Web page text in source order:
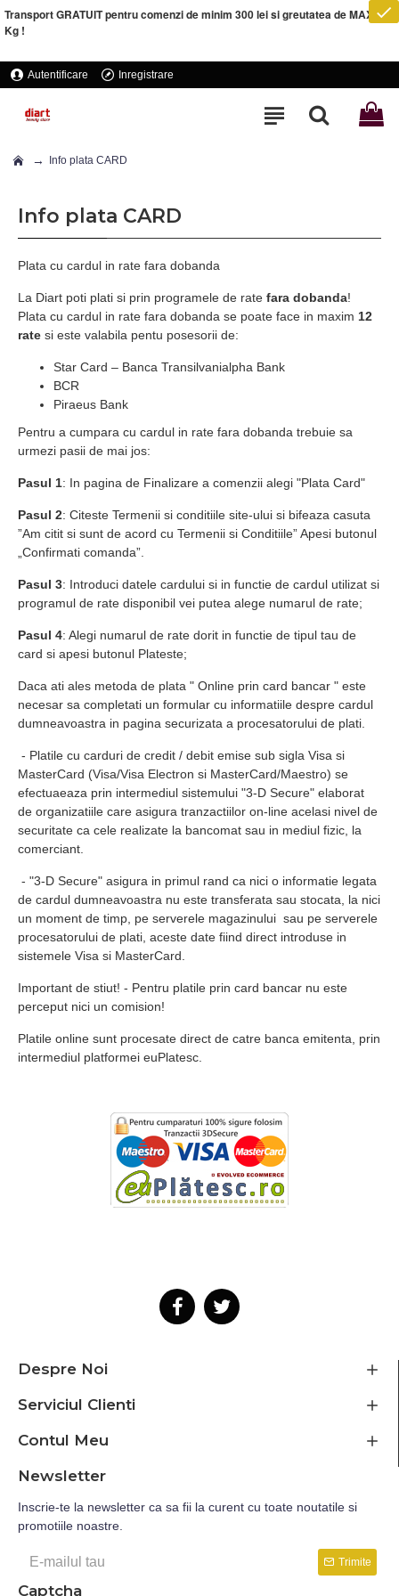
Transport GRATUIT pentru comenzi de minim 300 lei si greutatea de MAXIM 5
Kg !
Autentificare Inregistrare
Info plata CARD
Info plata CARD
Plata cu cardul in rate fara dobanda
La Diart poti plati si prin programele de rate fara dobanda!
Plata cu cardul in rate fara dobanda se poate face in maxim 12
rate si este valabila pentu posesorii de:
Star Card – Banca Transilvanialpha Bank
BCR
Piraeus Bank
Pentru a cumpara cu cardul in rate fara dobanda trebuie sa
urmezi pasii de mai jos:
Pasul 1: In pagina de Finalizare a comenzii alegi "Plata Card"
Pasul 2: Citeste Termenii si conditiile site-ului si bifeaza casuta
”Am citit si sunt de acord cu Termenii si Conditiile” Apesi butonul
„Confirmati comanda”.
Pasul 3: Introduci datele cardului si in functie de cardul utilizat si
programul de rate disponibil vei putea alege numarul de rate;
Pasul 4: Alegi numarul de rate dorit in functie de tipul tau de
card si apesi butonul Plateste;
Daca ati ales metoda de plata " Online prin card bancar " este
necesar sa completati un formular cu informatiile despre cardul
dumneavoastra in pagina securizata a procesatorului de plati.
- Platile cu carduri de credit / debit emise sub sigla Visa si
MasterCard (Visa/Visa Electron si MasterCard/Maestro) se
efectuaeaza prin intermediul sistemului "3-D Secure" elaborat
de organizatiile care asigura tranzactiilor on-line acelasi nivel de
securitate ca cele realizate la bancomat sau in mediul fizic, la
comerciant.
- "3-D Secure" asigura in primul rand ca nici o informatie legata
de cardul dumneavoastra nu este transferata sau stocata, la nici
un moment de timp, pe serverele magazinului sau pe serverele
procesatorului de plati, aceste date fiind direct introduse in
sistemele Visa si MasterCard.
Important de stiut! - Pentru platile prin card bancar nu este
perceput nici un comision!
Platile online sunt procesate direct de catre banca emitenta, prin
intermediul platformei euPlatesc.
Despre Noi
Serviciul Clienti
Contul Meu
Newsletter
Inscrie-te la newsletter ca sa fii la curent cu toate noutatile si
promotiile noastre.
Trimite
Captcha